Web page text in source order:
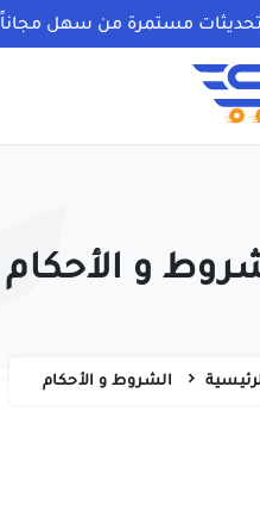
مستمرة من سهل مجاناً
و الأحكام
الشروط و الأحكام